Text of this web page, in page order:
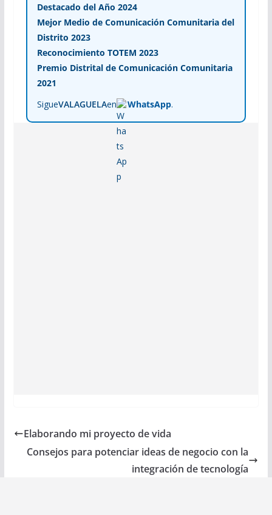
Destacado del Año 2024
Mejor Medio de Comunicación Comunitaria del
Distrito 2023
Reconocimiento TOTEM 2023
Premio Distrital de Comunicación Comunitaria
2021
SigueVALAGUELAen WhatsApp.
Elaborando mi proyecto de vida
Consejos para potenciar ideas de negocio con la
integración de tecnología